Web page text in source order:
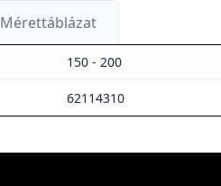
Mérettáblázat
150 - 200
62114310